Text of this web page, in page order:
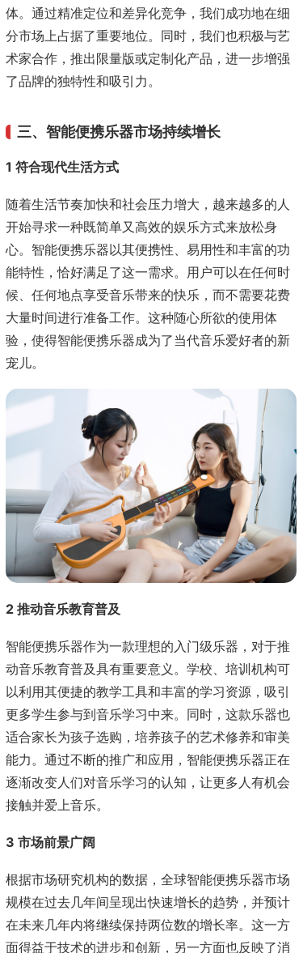
体。通过精准定位和差异化竞争，我们成功地在细
分市场上占据了重要地位。同时，我们也积极与艺
术家合作，推出限量版或定制化产品，进一步增强
了品牌的独特性和吸引力。
三、智能便携乐器市场持续增长
1 符合现代生活方式
随着生活节奏加快和社会压力增大，越来越多的人
开始寻求一种既简单又高效的娱乐方式来放松身
心。智能便携乐器以其便携性、易用性和丰富的功
能特性，恰好满足了这一需求。用户可以在任何时
候、任何地点享受音乐带来的快乐，而不需要花费
大量时间进行准备工作。这种随心所欲的使用体
验，使得智能便携乐器成为了当代音乐爱好者的新
宠儿。
2 推动音乐教育普及
智能便携乐器作为一款理想的入门级乐器，对于推
动音乐教育普及具有重要意义。学校、培训机构可
以利用其便捷的教学工具和丰富的学习资源，吸引
更多学生参与到音乐学习中来。同时，这款乐器也
适合家长为孩子选购，培养孩子的艺术修养和审美
能力。通过不断的推广和应用，智能便携乐器正在
逐渐改变人们对音乐学习的认知，让更多人有机会
接触并爱上音乐。
3 市场前景广阔
根据市场研究机构的数据，全球智能便携乐器市场
规模在过去几年间呈现出快速增长的趋势，并预计
在未来几年内将继续保持两位数的增长率。这一方
面得益于技术的进步和创新，另一方面也反映了消